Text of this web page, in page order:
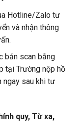
Hotline/Zalo tư
và nhận thông
bản scan bằng
tại Trường nộp hồ
ngay sau khi tư
quy, Từ xa,